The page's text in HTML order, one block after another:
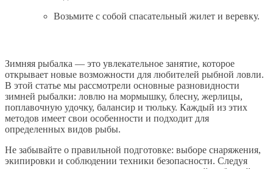
Возьмите с собой спасательный жилет и веревку.
Зимняя рыбалка — это увлекательное занятие, которое
открывает новые возможности для любителей рыбной ловли.
В этой статье мы рассмотрели основные разновидности
зимней рыбалки: ловлю на мормышку, блесну, жерлицы,
поплавочную удочку, балансир и тюльку. Каждый из этих
методов имеет свои особенности и подходит для
определенных видов рыбы.
Не забывайте о правильной подготовке: выборе снаряжения,
экипировки и соблюдении техники безопасности. Следуя